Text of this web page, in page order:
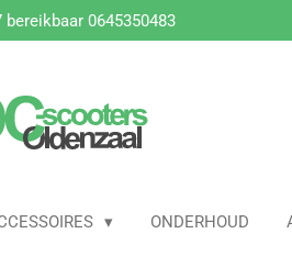
0645350483
ONDERHOUD